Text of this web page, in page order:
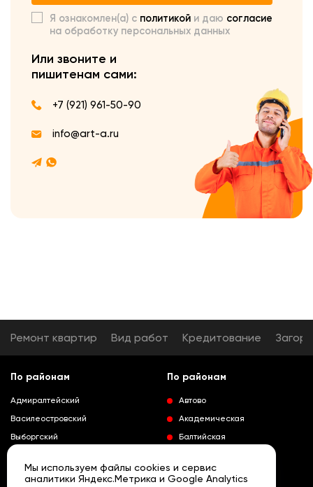
Я ознакомлен(а) с политикой и даю согласие
на обработку персональных данных
Или звоните и
пишитенам сами:
+7 (921) 961-50-90
info@art-a.ru
Ремонт квартир Вид работ Кредитование
По районам
Адмиралтейский
Василеостровский
Выборгский
Колпинский
По районам
Автово
Академическая
Балтийская
Выборгская
Мы используем файлы cookies и сервис
аналитики Яндекс.Метрика и Google Analytics